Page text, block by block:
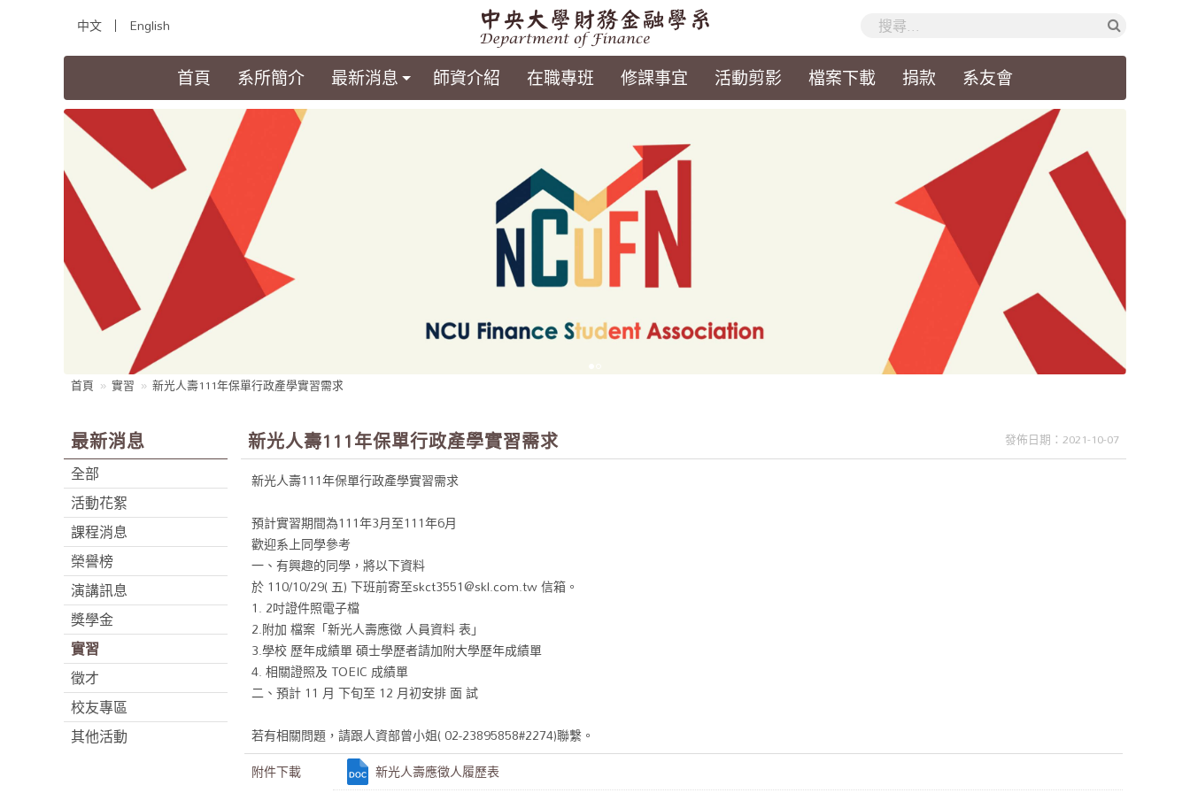
中文 English
首頁 (current)
系所簡介 最新消息 師資介紹 在職專班 修課事宜 活動剪影 檔案下載 捐款 系友會
首頁 實習 新光人壽111年保單行政產學實習需求
最新消息
全部
活動花絮
課程消息
榮譽榜
演講訊息
獎學金
實習
徵才
校友專區
其他活動
新光人壽111年保單行政產學實習需求 發佈日期：2021-10-07
新光人壽111年保單行政產學實習需求
預計實習期間為111年3月至111年6月
歡迎系上同學參考
一、有興趣的同學，將以下資料
於 110/10/29( 五) 下班前寄至skct3551@skl.com.tw 信箱。
1. 2吋證件照電子檔
2.附加 檔案「新光人壽應徵 人員資料 表」
3.學校 歷年成績單 碩士學歷者請加附大學歷年成績單
4. 相關證照及 TOEIC 成績單
二、預計 11 月 下旬至 12 月初安排 面 試
若有相關問題，請跟人資部曾小姐( 02-23895858#2274)聯繫。
附件下載
新光人壽應徵人履歷表